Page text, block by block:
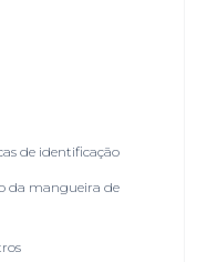
de identificação
da mangueira de